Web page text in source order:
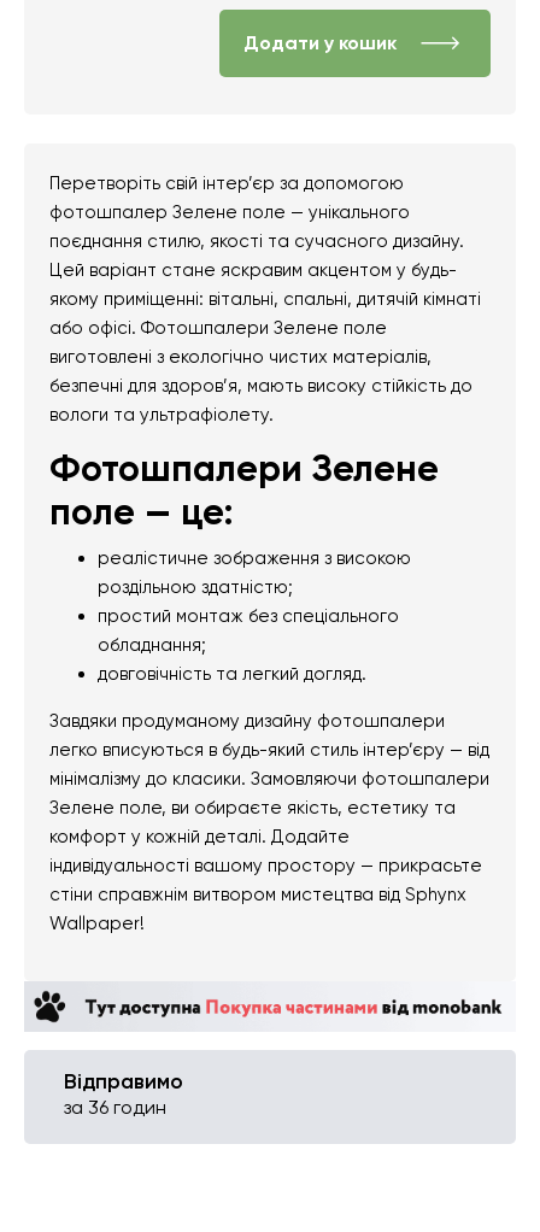
Додати у кошик
Перетворіть свій інтер’єр за допомогою
фотошпалер Зелене поле — унікального
поєднання стилю, якості та сучасного дизайну.
Цей варіант стане яскравим акцентом у будь-
якому приміщенні: вітальні, спальні, дитячій кімнаті
або офісі. Фотошпалери Зелене поле
виготовлені з екологічно чистих матеріалів,
безпечні для здоров’я, мають високу стійкість до
вологи та ультрафіолету.
Фотошпалери Зелене
поле — це:
реалістичне зображення з високою
роздільною здатністю;
простий монтаж без спеціального
обладнання;
довговічність та легкий догляд.
Завдяки продуманому дизайну фотошпалери
легко вписуються в будь-який стиль інтер’єру — від
мінімалізму до класики. Замовляючи фотошпалери
Зелене поле, ви обираєте якість, естетику та
комфорт у кожній деталі. Додайте
індивідуальності вашому простору — прикрасьте
стіни справжнім витвором мистецтва від Sphynx
Wallpaper!
Відправимо
за 36 годин